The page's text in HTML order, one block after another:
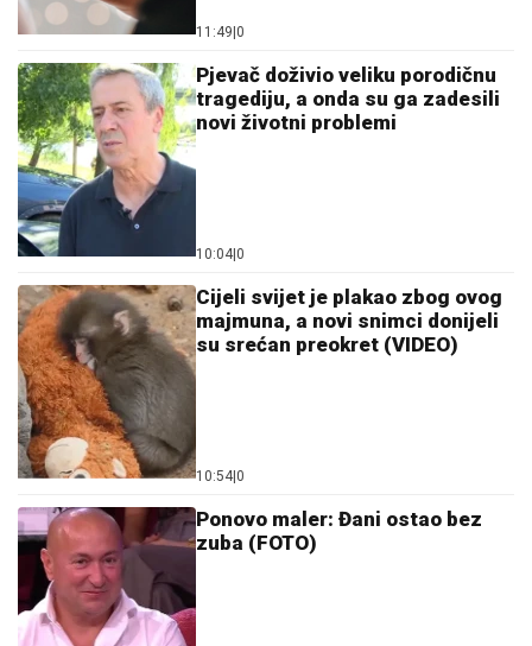
11:49|0
Pjevač doživio veliku porodičnu
tragediju, a onda su ga zadesili
novi životni problemi
10:04|0
Cijeli svijet je plakao zbog ovog
majmuna, a novi snimci donijeli
su srećan preokret (VIDEO)
10:54|0
Ponovo maler: Đani ostao bez
zuba (FOTO)